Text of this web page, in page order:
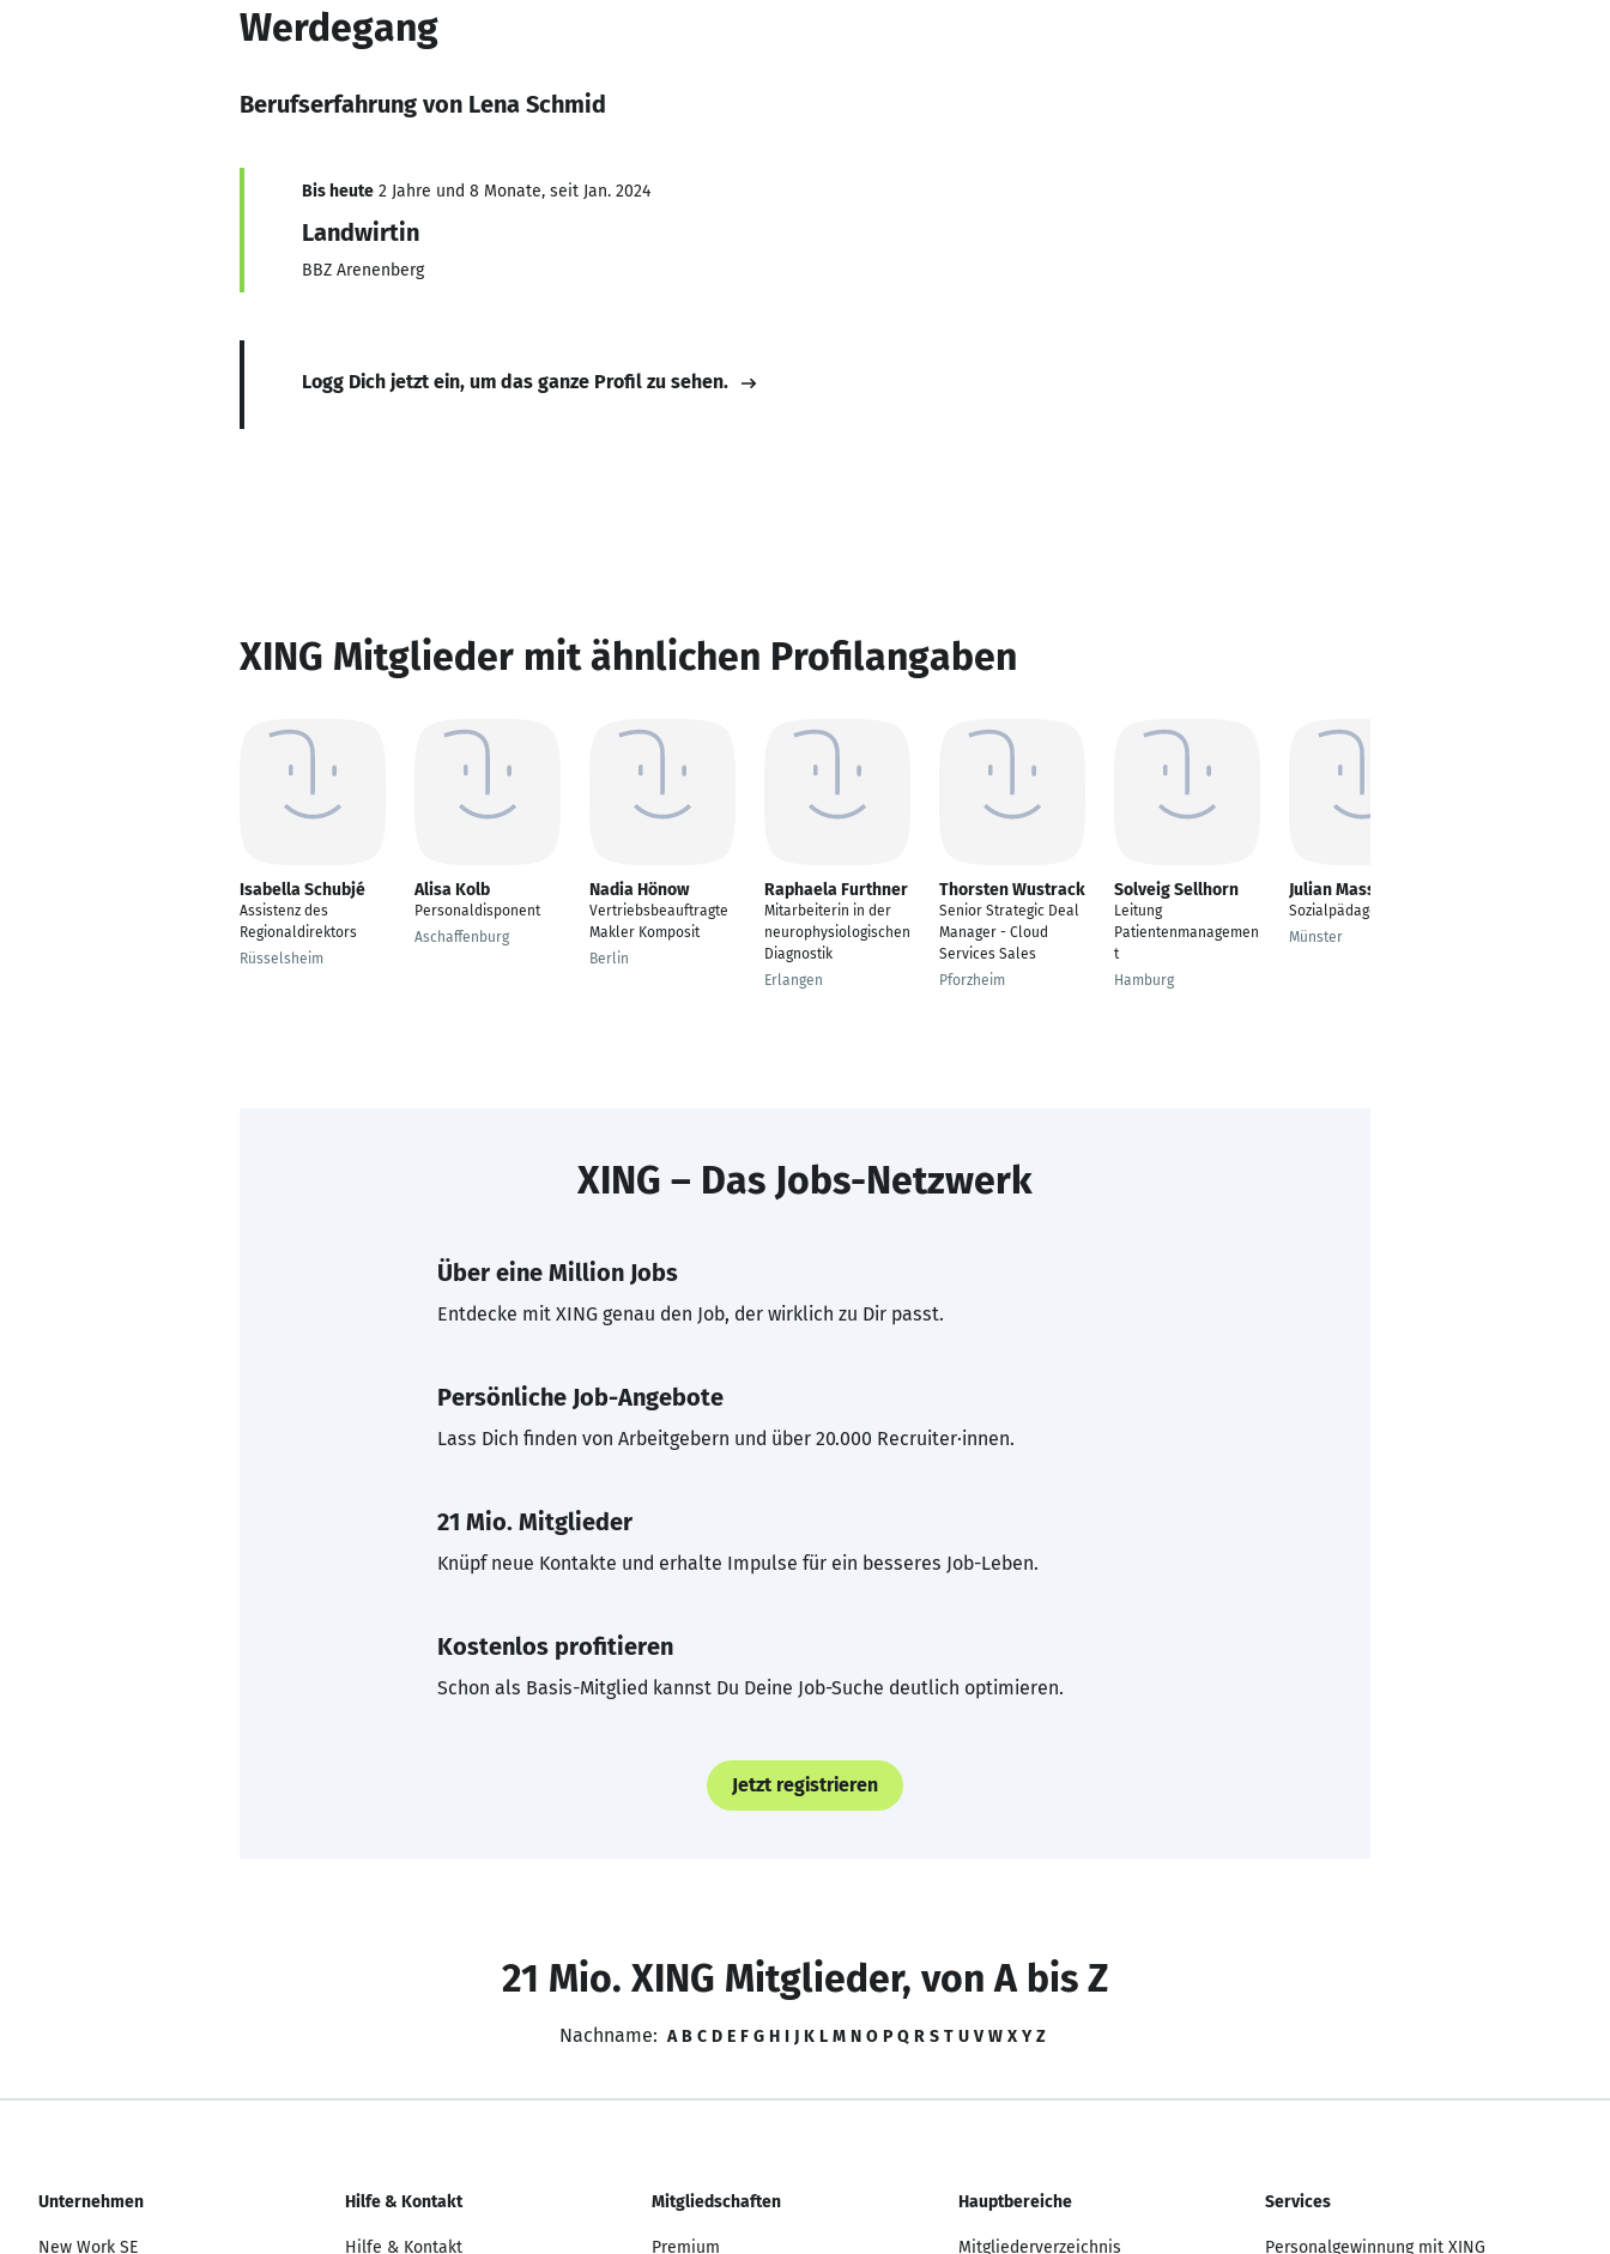
Werdegang
Berufserfahrung von Lena Schmid
Bis heute 2 Jahre und 8 Monate, seit Jan. 2024
Landwirtin
BBZ Arenenberg
Logg Dich jetzt ein, um das ganze Profil zu sehen.
XING Mitglieder mit ähnlichen Profilangaben
Isabella Schubjé
Assistenz des
Regionaldirektors
Rüsselsheim
Alisa Kolb
Personaldisponent
Aschaffenburg
Nadia Hönow
Vertriebsbeauftragte
Makler Komposit
Berlin
Raphaela Furthner
Mitarbeiterin in der
neurophysiologischen
Diagnostik
Erlangen
Thorsten Wustrack
Senior Strategic Deal
Manager - Cloud
Services Sales
Pforzheim
Solveig Sellhorn
Leitung
Patientenmanagemen
t
Hamburg
Julian Massin
Sozialpädagoge
Münster
XING – Das Jobs-Netzwerk
Über eine Million Jobs
Entdecke mit XING genau den Job, der wirklich zu Dir passt.
Persönliche Job-Angebote
Lass Dich finden von Arbeitgebern und über 20.000 Recruiter·innen.
21 Mio. Mitglieder
Knüpf neue Kontakte und erhalte Impulse für ein besseres Job-Leben.
Kostenlos profitieren
Schon als Basis-Mitglied kannst Du Deine Job-Suche deutlich optimieren.
Jetzt registrieren
21 Mio. XING Mitglieder, von A bis Z
Nachname: A B C D E F G H I J K L M N O P Q R S T U V W X Y Z
Unternehmen
New Work SE
Hilfe & Kontakt
Hilfe & Kontakt
Mitgliedschaften
Premium
Hauptbereiche
Mitgliederverzeichnis
Services
Personalgewinnung mit XING